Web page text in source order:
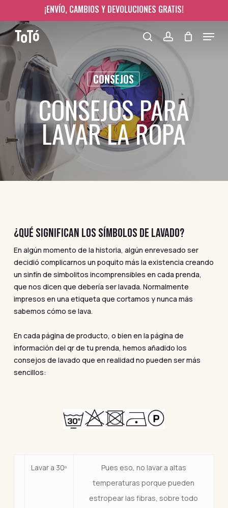
main
content
¡ENVÍO, CAMBIOS Y DEVOLUCIONES GRATIS!
searchaccount
Menu
CONSEJOS
CONSEJOS PARA
LAVAR LA ROPA
¿QUÉ SIGNIFICAN LOS SÍMBOLOS DE LAVADO?
En algún momento de la historia, algún enrevesado ser
decidió complicarnos un poquito más la existencia creando
un sinfín de simbolitos incomprensibles en cada prenda,
que nos dicen que debería ser lavada. Normalmente
impresos en una etiqueta que cortamos y nunca más
sabemos cómo se lava.
En cada página de producto, o bien en la página de
información del qr de tu prenda, hemos añadido los
consejos de lavado que en realidad no pueden ser más
sencillos:
Lavar a 30º
Pues eso, no lavar a altas
temperaturas porque pueden
estropear las fibras, sobre todo